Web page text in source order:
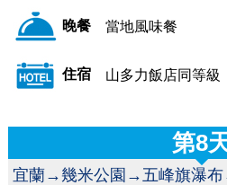
晚餐 當地風味餐
住宿 山多力飯店同等級
第8
宜蘭→幾米公園→五峰旗瀑